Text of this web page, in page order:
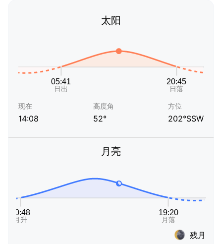
太阳
现在
14:08
高度角
52°
方位
202°SSW
月亮
残月